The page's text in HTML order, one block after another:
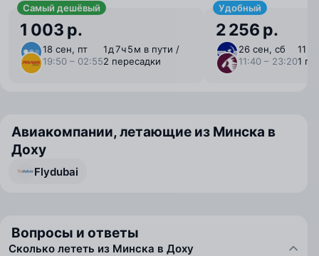
Самый дешёвый
1 003 р.
18 сен, пт
19:50 – 02:55
1 ⁠д 7 ⁠ч 5 ⁠м в пути /
2 пересадки
Удобный
2 256 р.
26 сен, сб
11:40 – 23:20
11 ⁠ч
1
Авиакомпании, летающие из Минска в
Доху
Flydubai
Вопросы и ответы
Сколько лететь из Минска в Доху